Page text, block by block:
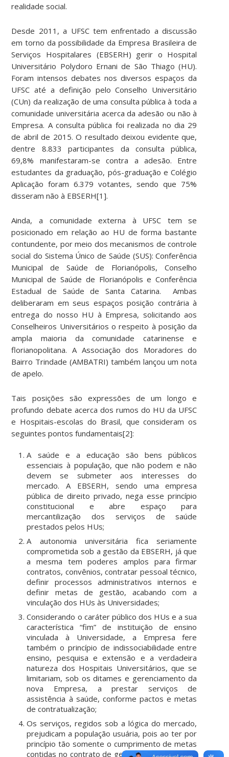
realidade social.
Desde 2011, a UFSC tem enfrentado a discussão
em torno da possibilidade da Empresa Brasileira de
Serviços Hospitalares (EBSERH) gerir o Hospital
Universitário Polydoro Ernani de São Thiago (HU).
Foram intensos debates nos diversos espaços da
UFSC até a definição pelo Conselho Universitário
(CUn) da realização de uma consulta pública à toda a
comunidade universitária acerca da adesão ou não à
Empresa. A consulta pública foi realizada no dia 29
de abril de 2015. O resultado deixou evidente que,
dentre 8.833 participantes da consulta pública,
69,8% manifestaram-se contra a adesão. Entre
estudantes da graduação, pós-graduação e Colégio
Aplicação foram 6.379 votantes, sendo que 75%
disseram não à EBSERH[1].
Ainda, a comunidade externa à UFSC tem se
posicionado em relação ao HU de forma bastante
contundente, por meio dos mecanismos de controle
social do Sistema Único de Saúde (SUS): Conferência
Municipal de Saúde de Florianópolis, Conselho
Municipal de Saúde de Florianópolis e Conferência
Estadual de Saúde de Santa Catarina. Ambas
deliberaram em seus espaços posição contrária à
entrega do nosso HU à Empresa, solicitando aos
Conselheiros Universitários o respeito à posição da
ampla maioria da comunidade catarinense e
florianopolitana. A Associação dos Moradores do
Bairro Trindade (AMBATRI) também lançou um nota
de apelo.
Tais posições são expressões de um longo e
profundo debate acerca dos rumos do HU da UFSC
e Hospitais-escolas do Brasil, que consideram os
seguintes pontos fundamentais[2]:
A saúde e a educação são bens públicos
essenciais à população, que não podem e não
devem se submeter aos interesses do
mercado. A EBSERH, sendo uma empresa
pública de direito privado, nega esse princípio
constitucional e abre espaço para
mercantilização dos serviços de saúde
prestados pelos HUs;
A autonomia universitária fica seriamente
comprometida sob a gestão da EBSERH, já que
a mesma tem poderes amplos para firmar
contratos, convênios, contratar pessoal técnico,
definir processos administrativos internos e
definir metas de gestão, acabando com a
vinculação dos HUs às Universidades;
Considerando o caráter público dos HUs e a sua
característica “fim” de instituição de ensino
vinculada à Universidade, a Empresa fere
também o princípio de indissociabilidade entre
ensino, pesquisa e extensão e a verdadeira
natureza dos Hospitais Universitários, que se
limitariam, sob os ditames e gerenciamento da
nova Empresa, a prestar serviços de
assistência à saúde, conforme pactos e metas
de contratualização;
Os serviços, regidos sob a lógica do mercado,
prejudicam a população usuária, pois ao ter por
princípio tão somente o cumprimento de metas
contidas no contrato de gestão firmado, não se